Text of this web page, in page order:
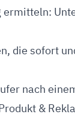
die sofort
nach
&